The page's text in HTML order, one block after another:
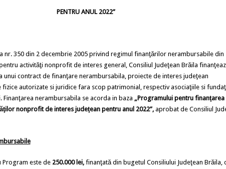
PENTRU ANUL 2022”
nr. 350 din 2 decembrie 2005 privind regimul finanţărilor nerambursabile din
activităţi nonprofit de interes general, Consiliul Judeţean Brăila
unui contract de finanţare nerambursabila, proiecte de interes judeţean
autorizate si juridice fara scop patrimonial, respectiv asociaţiile si
nerambursabila se acorda in baza „Programului pentru finanţarea
nonprofit de interes judeţean pentru anul 2022”, aprobat de Consiliul
Program este de 250.000 lei,finanţată din bugetul Consiliului Judeţean Brăila,